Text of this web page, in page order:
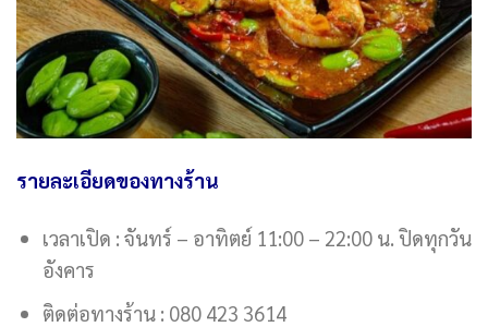
รายละเอียดของทางร้าน
เวลาเปิด : จันทร์ – อาทิตย์ 11:00 – 22:00 น. ปิดทุกวัน
อังคาร
ติดต่อทางร้าน : 080 423 3614